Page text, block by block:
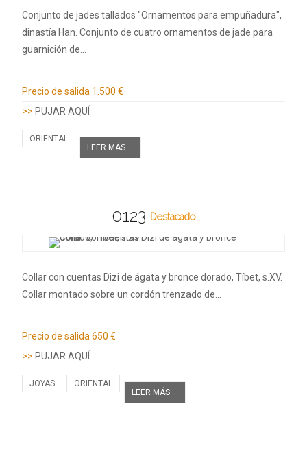
Conjunto de jades tallados "Ornamentos para empuñadura",
dinastía Han. Conjunto de cuatro ornamentos de jade para
guarnición de…
Precio de salida 1.500 €
>> PUJAR AQUÍ
ORIENTAL
LEER MÁS ...
0123 Destacado
Collar con cuentas Dizi de ágata y bronce dorado, Tíbet, s.XV.
Collar montado sobre un cordón trenzado de…
Precio de salida 650 €
>> PUJAR AQUÍ
JOYAS
ORIENTAL
LEER MÁS ...